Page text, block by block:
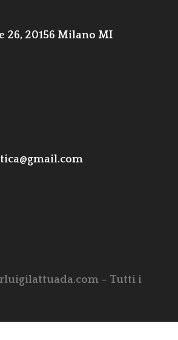
26, 20156 Milano MI
– Tutti i